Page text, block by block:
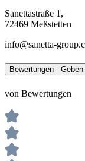
Sanettastraße 1,
72469 Meßstetten
info@sanetta-
Bewertungen -
von Bewertungen